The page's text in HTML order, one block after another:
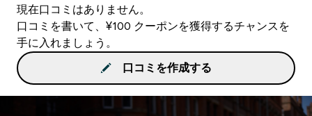
現在口コミはありません。
口コミを書いて、¥100 クーポンを獲得するチャンスを
手に入れましょう。
口コミを作成する